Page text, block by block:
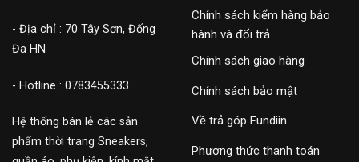
- Địa chỉ : 70 Tây Sơn, Đống
Đa HN
- Hotline : 0783455333
Hệ thống bán lẻ các sản
phẩm thời trang Sneakers,
Chính sách kiểm hàng bảo
hành và đổi trả
Chính sách giao hàng
Chính sách bảo mật
Về trả góp Fundiin
Phương thức thanh toán